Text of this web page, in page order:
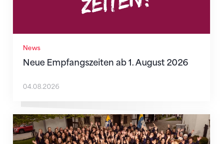
News
Neue Empfangszeiten ab 1. August 2026
04.08.2026
Mitmachen ist selbstverständlich